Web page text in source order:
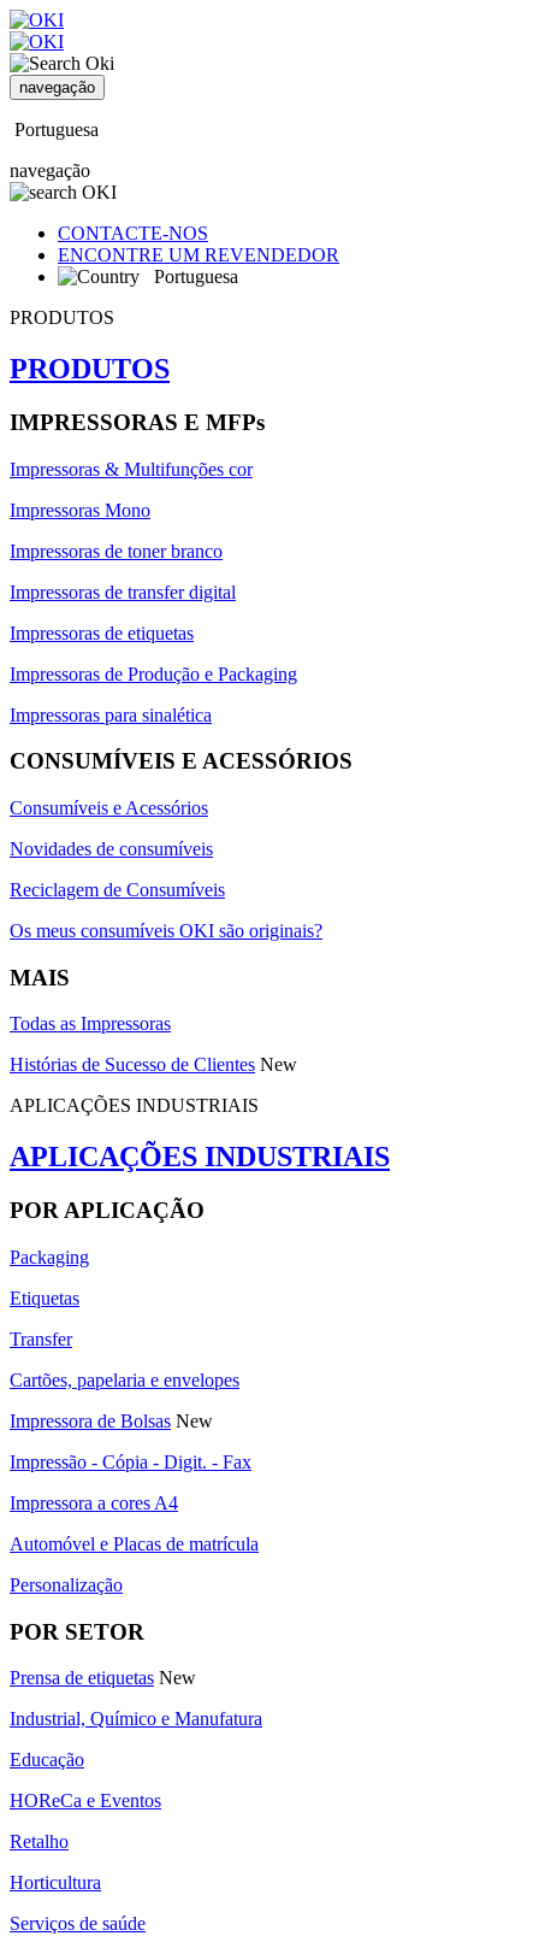
navegação
Portuguesa
navegação
CONTACTE-NOS
ENCONTRE UM REVENDEDOR
Portuguesa
PRODUTOS
PRODUTOS
IMPRESSORAS E MFPs
Impressoras & Multifunções cor
Impressoras Mono
Impressoras de toner branco
Impressoras de transfer digital
Impressoras de etiquetas
Impressoras de Produção e Packaging
Impressoras para sinalética
CONSUMÍVEIS E ACESSÓRIOS
Consumíveis e Acessórios
Novidades de consumíveis
Reciclagem de Consumíveis
Os meus consumíveis OKI são originais?
MAIS
Todas as Impressoras
Histórias de Sucesso de Clientes New
APLICAÇÕES INDUSTRIAIS
APLICAÇÕES INDUSTRIAIS
POR APLICAÇÃO
Packaging
Etiquetas
Transfer
Cartões, papelaria e envelopes
Impressora de Bolsas New
Impressão - Cópia - Digit. - Fax
Impressora a cores A4
Automóvel e Placas de matrícula
Personalização
POR SETOR
Prensa de etiquetas New
Industrial, Químico e Manufatura
Educação
HOReCa e Eventos
Retalho
Horticultura
Serviços de saúde